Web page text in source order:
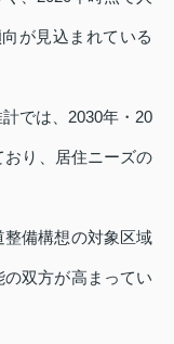
が見込まれている
では、2030年・20
り、居住ニーズの
整備構想の対象区域
双方が高まってい